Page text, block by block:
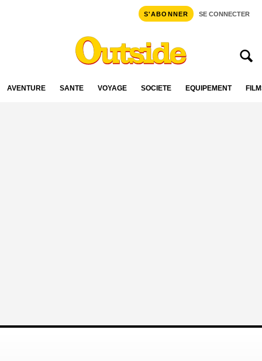
S'ABONNER SE CONNECTER
AVENTURE SANTÉ VOYAGE SOCIÉTÉ ÉQUIPEMENT